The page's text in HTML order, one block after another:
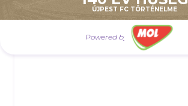
ÚJPEST FC TÖRTÉNELME
Powered by